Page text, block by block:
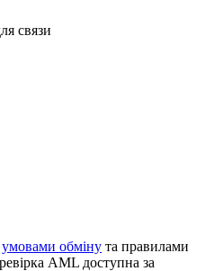
связи
умовами обміну та правилами
AML доступна за